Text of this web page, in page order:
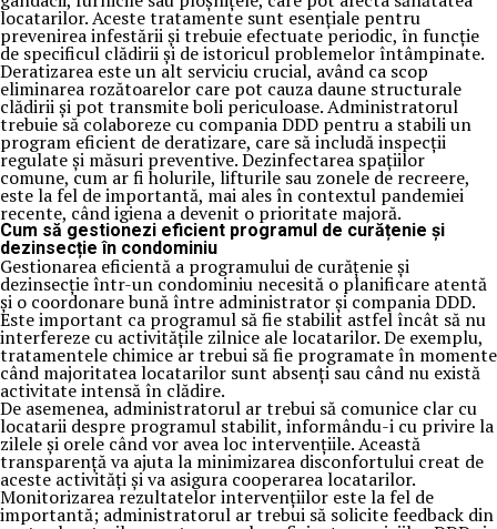
locatarilor. Aceste tratamente sunt esențiale pentru
prevenirea infestării și trebuie efectuate periodic, în funcție
de specificul clădirii și de istoricul problemelor întâmpinate.
Deratizarea este un alt serviciu crucial, având ca scop
eliminarea rozătoarelor care pot cauza daune structurale
clădirii și pot transmite boli periculoase. Administratorul
trebuie să colaboreze cu compania DDD pentru a stabili un
program eficient de deratizare, care să includă inspecții
regulate și măsuri preventive. Dezinfectarea spațiilor
comune, cum ar fi holurile, lifturile sau zonele de recreere,
este la fel de importantă, mai ales în contextul pandemiei
recente, când igiena a devenit o prioritate majoră.
Cum să gestionezi eficient programul de curățenie și
dezinsecție în condominiu
Gestionarea eficientă a programului de curățenie și
dezinsecție într-un condominiu necesită o planificare atentă
și o coordonare bună între administrator și compania DDD.
Este important ca programul să fie stabilit astfel încât să nu
interfereze cu activitățile zilnice ale locatarilor. De exemplu,
tratamentele chimice ar trebui să fie programate în momente
când majoritatea locatarilor sunt absenți sau când nu există
activitate intensă în clădire.
De asemenea, administratorul ar trebui să comunice clar cu
locatarii despre programul stabilit, informându-i cu privire la
zilele și orele când vor avea loc intervențiile. Această
transparență va ajuta la minimizarea disconfortului creat de
aceste activități și va asigura cooperarea locatarilor.
Monitorizarea rezultatelor intervențiilor este la fel de
importantă; administratorul ar trebui să solicite feedback din